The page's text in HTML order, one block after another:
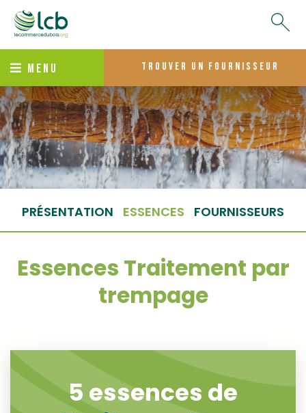
MENU trouver un fournisseur
PRÉSENTATION ESSENCES FOURNISSEURS
Essences Traitement par
trempage
5 essences de